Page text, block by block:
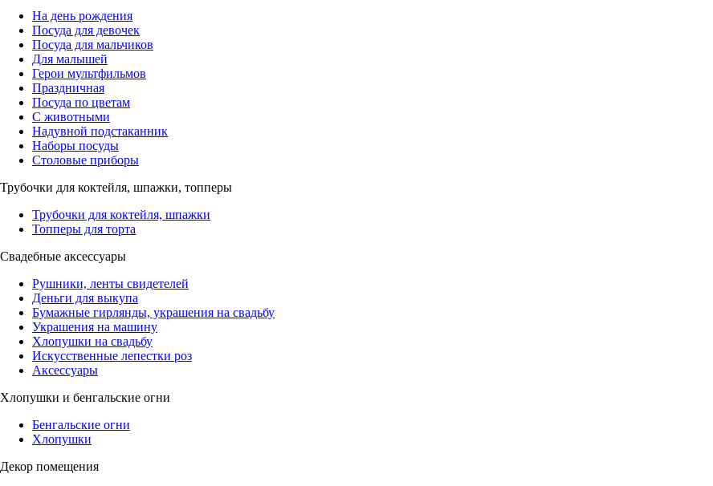
На день рождения
Посуда для девочек
Посуда для мальчиков
Для малышей
Герои мультфильмов
Праздничная
Посуда по цветам
С животными
Надувной подстаканник
Наборы посуды
Столовые приборы
Трубочки для коктейля, шпажки, топперы
Трубочки для коктейля, шпажки
Топперы для торта
Свадебные аксессуары
Рушники, ленты свидетелей
Деньги для выкупа
Бумажные гирлянды, украшения на свадьбу
Украшения на машину
Хлопушки на свадьбу
Искусственные лепестки роз
Аксессуары
Хлопушки и бенгальские огни
Бенгальские огни
Хлопушки
Декор помещения